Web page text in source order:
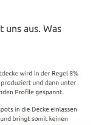
uns aus. Was